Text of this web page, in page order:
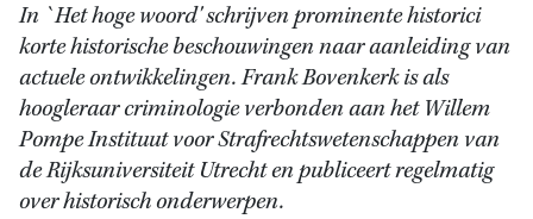
In `Het hoge woord' schrijven prominente historici
korte historische beschouwingen naar aanleiding van
actuele ontwikkelingen. Frank Bovenkerk is als
hoogleraar criminologie verbonden aan het Willem
Pompe Instituut voor Strafrechtswetenschappen van
de Rijksuniversiteit Utrecht en publiceert regelmatig
over historisch onderwerpen.